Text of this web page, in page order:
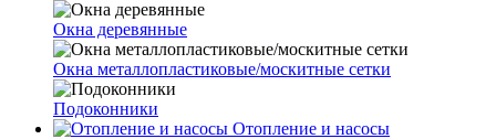
Окна деревянные
Окна металлопластиковые/москитные сетки
Подоконники
Отопление и насосы